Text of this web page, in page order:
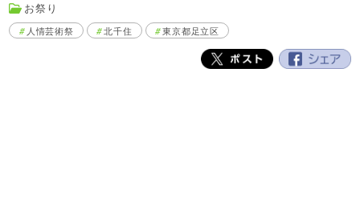
お祭り
人情芸術祭 北千住 東京都足立区